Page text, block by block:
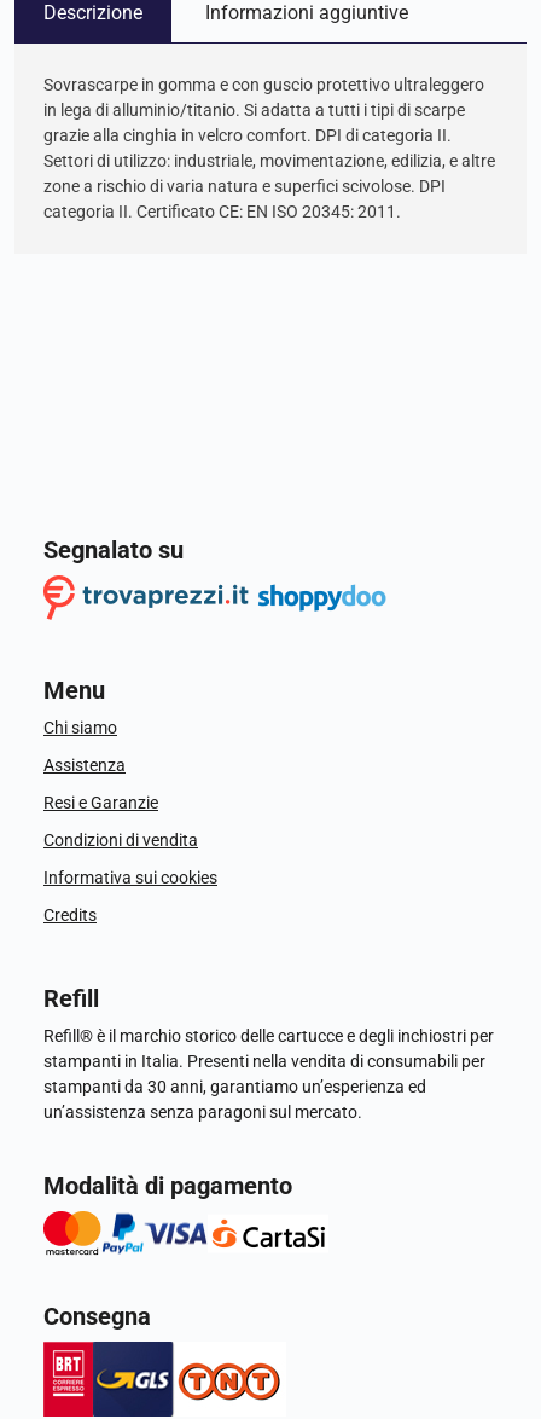
Descrizione Informazioni aggiuntive
Sovrascarpe in gomma e con guscio protettivo ultraleggero
in lega di alluminio/titanio. Si adatta a tutti i tipi di scarpe
grazie alla cinghia in velcro comfort. DPI di categoria II.
Settori di utilizzo: industriale, movimentazione, edilizia, e altre
zone a rischio di varia natura e superfici scivolose. DPI
categoria II. Certificato CE: EN ISO 20345: 2011.
Segnalato su
Menu
Chi siamo
Assistenza
Resi e Garanzie
Condizioni di vendita
Informativa sui cookies
Credits
Refill
Refill® è il marchio storico delle cartucce e degli inchiostri per
stampanti in Italia. Presenti nella vendita di consumabili per
stampanti da 30 anni, garantiamo un’esperienza ed
un’assistenza senza paragoni sul mercato.
Modalità di pagamento
Consegna